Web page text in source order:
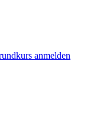
anmelden